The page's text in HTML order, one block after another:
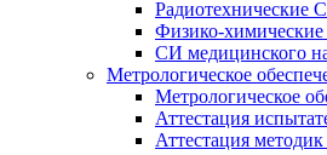
Радиотехнические
Физико-
СИ медицинского
Метрологическое
Метрологическое
Аттестация
Аттестация